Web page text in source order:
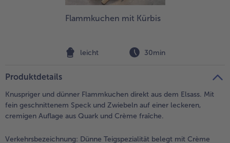
Flammkuchen mit Kürbis
leicht 30min
Produktdetails
Knuspriger und dünner Flammkuchen direkt aus dem Elsass. Mit
fein geschnittenem Speck und Zwiebeln auf einer leckeren,
cremigen Auflage aus Quark und Crème fraîche.
Verkehrsbezeichnung: Dünne Teigspezialität belegt mit Crème